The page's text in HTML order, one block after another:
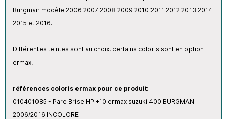
Burgman modèle 2006 2007 2008 2009 2010 2011 2012 2013 2014
2015 et 2016.
Différentes teintes sont au choix, certains coloris sont en option
ermax.
références coloris ermax pour ce produit:
010401085 - Pare Brise HP +10 ermax suzuki 400 BURGMAN
2006/2016 INCOLORE